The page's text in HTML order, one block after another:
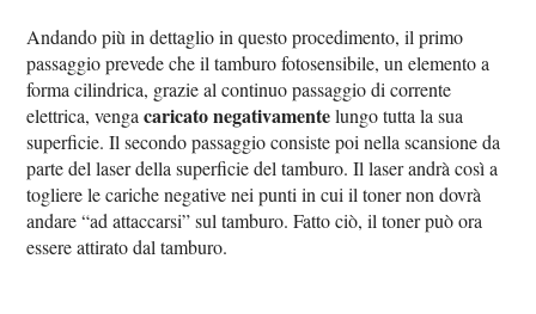
Andando più in dettaglio in questo procedimento, il primo
passaggio prevede che il tamburo fotosensibile, un elemento a
forma cilindrica, grazie al continuo passaggio di corrente
elettrica, vengacaricato negativamentelungo tutta la sua
superficie. Il secondo passaggio consiste poi nella scansione da
parte del laser della superficie del tamburo. Il laser andrà così a
togliere le cariche negative nei punti in cui il toner non dovrà
andare “ad attaccarsi” sul tamburo. Fatto ciò, il toner può ora
essere attirato dal tamburo.